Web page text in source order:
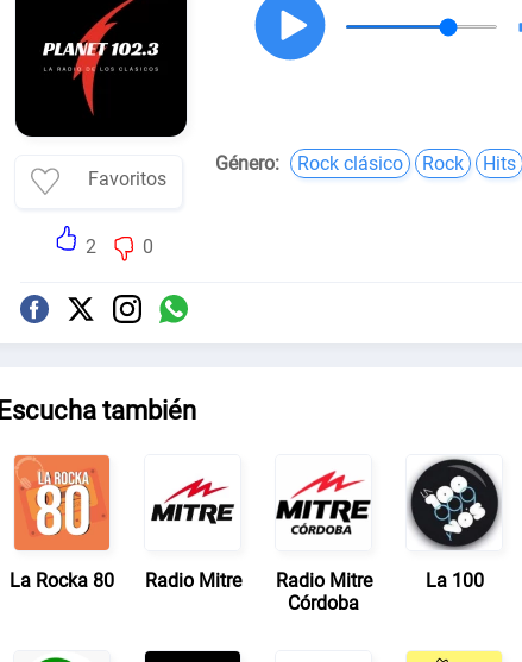
Favoritos
2 0
Género: Rock clásico Rock Hits
Escucha también
La Rocka 80 Radio Mitre
Radio Mitre
Córdoba
La 100